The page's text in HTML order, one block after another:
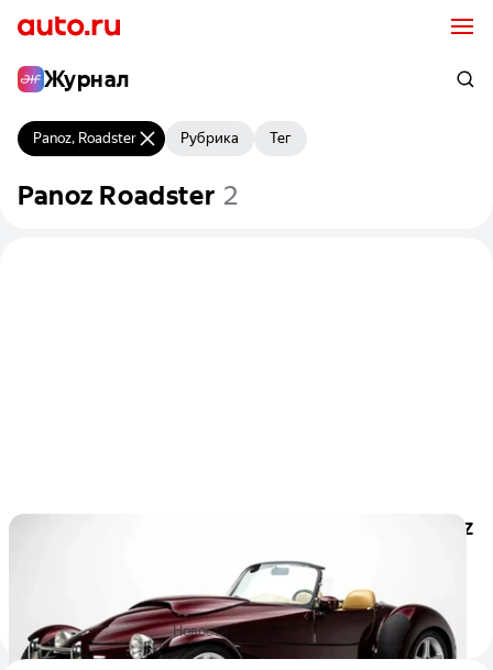
Журнал
Panoz, Roadster Рубрика Тег
Panoz Roadster
С молотка уйдёт редчайший спорткар Panoz
с мотором от Ford Mustang
Это одна из первых американских машин, сделанная из
3 715 апреля 2025Новости